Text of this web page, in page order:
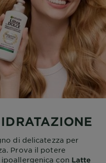
di delicatezza per
Prova il potere
con Latte